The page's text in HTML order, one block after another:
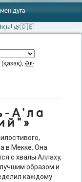
дұға
🌿🇩🇪
(қазақ), Әл-
А'ла
в Мекке. Она
с хвалы Аллаху,
образом и
каждому